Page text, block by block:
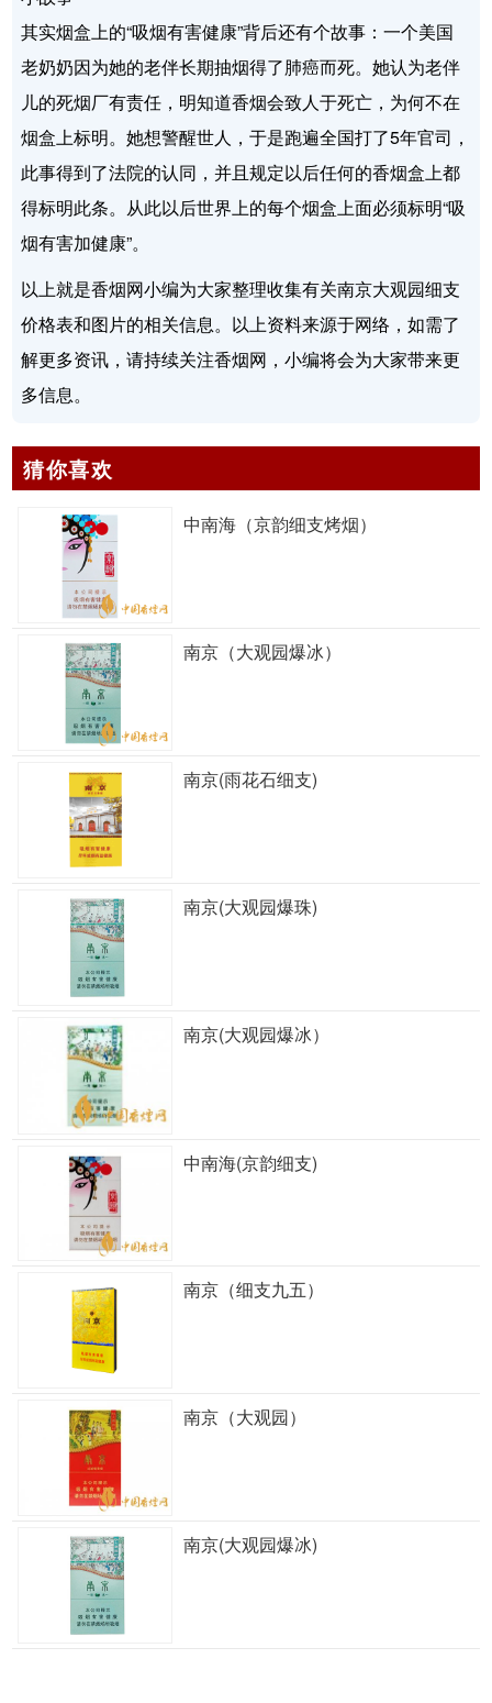
其实烟盒上的“吸烟有害健康”背后还有个故事：一个美国
老奶奶因为她的老伴长期抽烟得了肺癌而死。她认为老伴
儿的死烟厂有责任，明知道香烟会致人于死亡，为何不在
烟盒上标明。她想警醒世人，于是跑遍全国打了5年官司，
此事得到了法院的认同，并且规定以后任何的香烟盒上都
得标明此条。从此以后世界上的每个烟盒上面必须标明“吸
烟有害加健康”。
以上就是香烟网小编为大家整理收集有关南京大观园细支
价格表和图片的相关信息。以上资料来源于网络，如需了
解更多资讯，请持续关注香烟网，小编将会为大家带来更
多信息。
猜你喜欢
中南海（京韵细支烤烟）
南京（大观园爆冰）
南京(雨花石细支)
南京(大观园爆珠)
南京(大观园爆冰）
中南海(京韵细支)
南京（细支九五）
南京（大观园）
南京(大观园爆冰)